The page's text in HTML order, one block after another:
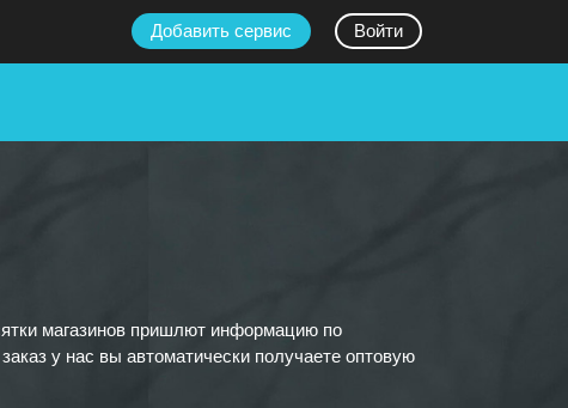
Добавить сервис Войти
магазинов пришлют информацию по
у нас вы автоматически получаете оптовую